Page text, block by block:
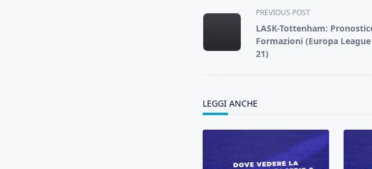
<span
class="nav-
subtitle
screen-
PREVIOUS POST
LASK-Tottenham:
Formazioni (Europa League
21)
LEGGI ANCHE